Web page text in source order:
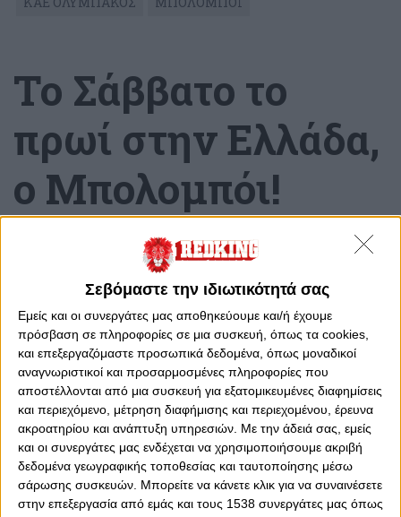
Σεβόμαστε την ιδιωτικότητά σας
Εμείς και οι συνεργάτες μας αποθηκεύουμε και/ή έχουμε
πρόσβαση σε πληροφορίες σε μια συσκευή, όπως τα cookies,
και επεξεργαζόμαστε προσωπικά δεδομένα, όπως μοναδικοί
αναγνωριστικοί και προσαρμοσμένες πληροφορίες που
αποστέλλονται από μια συσκευή για εξατομικευμένες διαφημίσεις
και περιεχόμενο, μέτρηση διαφήμισης και περιεχομένου, έρευνα
ακροατηρίου και ανάπτυξη υπηρεσιών. Με την άδειά σας, εμείς
και οι συνεργάτες μας ενδέχεται να χρησιμοποιήσουμε ακριβή
δεδομένα γεωγραφικής τοποθεσίας και ταυτοποίησης μέσω
σάρωσης συσκευών. Μπορείτε να κάνετε κλικ για να συναινέσετε
στην επεξεργασία από εμάς και τους 1538 συνεργάτες μας όπως
Το Σάββατο το
πρωί στην Ελλάδα,
ο Μπολομπόι!
0 0